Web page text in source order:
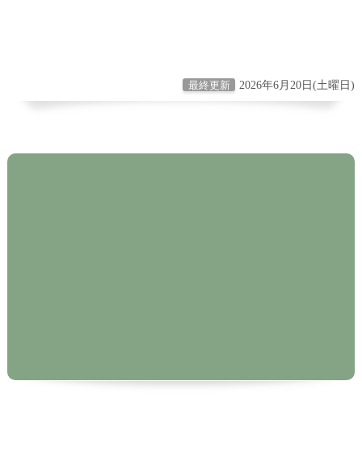
最終更新 2026年6月20日(土曜日)